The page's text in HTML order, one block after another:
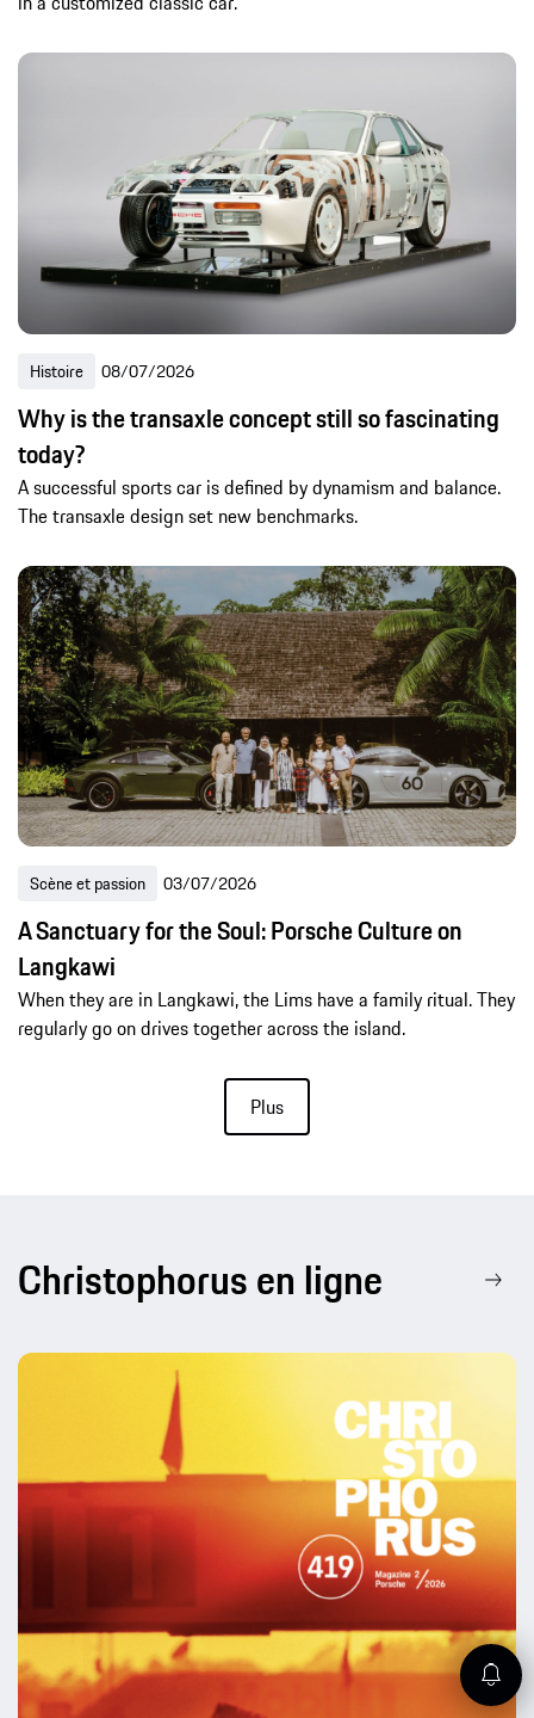
Histoire 08/07/2026
Why is the transaxle concept still so fascinating
today?
A successful sports car is defined by dynamism and balance.
The transaxle design set new benchmarks.
Scène et passion 03/07/2026
A Sanctuary for the Soul: Porsche Culture on
Langkawi
When they are in Langkawi, the Lims have a family ritual. They
regularly go on drives together across the island.
Plus
Christophorus en ligne